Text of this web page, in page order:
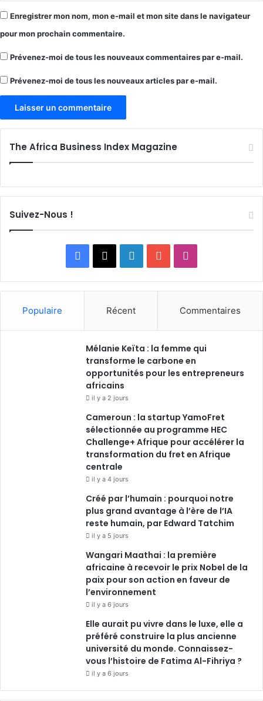
Enregistrer mon nom, mon e-mail et mon site dans le navigateur
pour mon prochain commentaire.
Prévenez-moi de tous les nouveaux commentaires par e-mail.
Prévenez-moi de tous les nouveaux articles par e-mail.
The Africa Business Index Magazine
Suivez-Nous !
Facebook
X LinkedinYouTube
Populaire Récent Commentaires
Mélanie Keïta : la femme qui
transforme le carbone en
opportunités pour les entrepreneurs
africains
il y a 2 jours
Cameroun : la startup YamoFret
sélectionnée au programme HEC
Challenge+ Afrique pour accélérer la
transformation du fret en Afrique
centrale
il y a 4 jours
Créé par l’humain : pourquoi notre
plus grand avantage à l’ère de l’IA
reste humain, par Edward Tatchim
il y a 5 jours
Wangari Maathai : la première
africaine à recevoir le prix Nobel de la
paix pour son action en faveur de
l’environnement
il y a 6 jours
Elle aurait pu vivre dans le luxe, elle a
préféré construire la plus ancienne
université du monde. Connaissez-
vous l’histoire de Fatima Al-Fihriya ?
il y a 6 jours